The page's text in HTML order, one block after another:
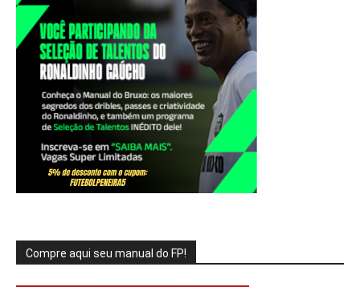
Compre aqui seu manual do FP!